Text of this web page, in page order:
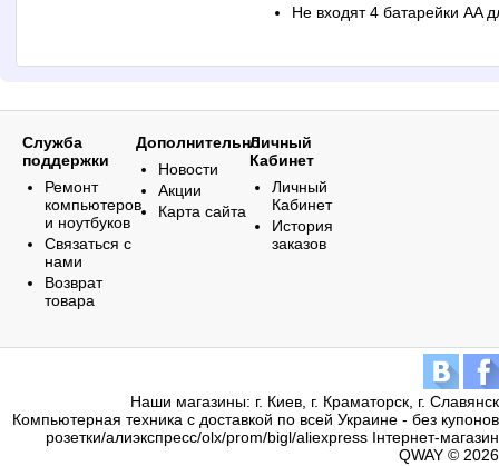
Не входят 4 батарейки AA
Служба
поддержки
Ремонт
компьютеров
и ноутбуков
Связаться с
нами
Возврат
товара
Дополнительно
Новости
Акции
Карта сайта
Личный
Кабинет
Личный
Кабинет
История
заказов
Наши магазины: г. Киев, г. Краматорск, г. Славянск
Компьютерная техника с доставкой по всей Украине - без купонов
розетки/алиэкспресс/olx/prom/bigl/aliexpress Інтернет-магазин
QWAY © 2026